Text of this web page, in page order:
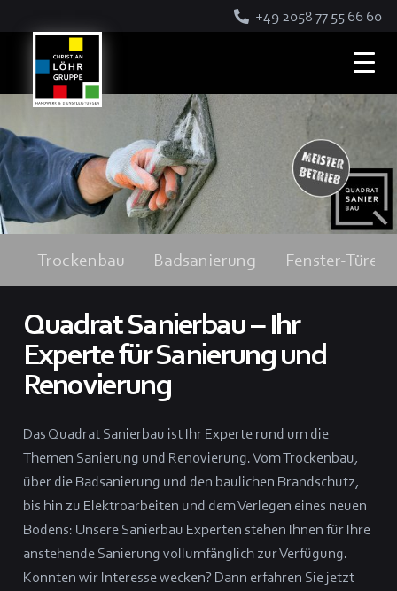
+49 2058 77 55 66 60
Trockenbau Badsanierung Fenster-Türen
Quadrat Sanierbau – Ihr
Experte für Sanierung und
Renovierung
Das Quadrat Sanierbau ist Ihr Experte rund um die
Themen Sanierung und Renovierung. Vom Trockenbau,
über die Badsanierung und den baulichen Brandschutz,
bis hin zu Elektroarbeiten und dem Verlegen eines neuen
Bodens: Unsere Sanierbau Experten stehen Ihnen für Ihre
anstehende Sanierung vollumfänglich zur Verfügung!
Konnten wir Interesse wecken? Dann erfahren Sie jetzt